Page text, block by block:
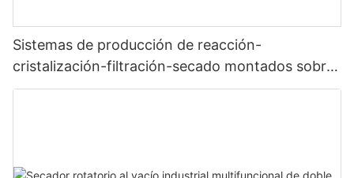
Sistemas de producción de reacción-
cristalización-filtración-secado montados sobre
patines